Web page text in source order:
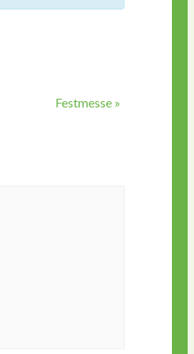
Festmesse »